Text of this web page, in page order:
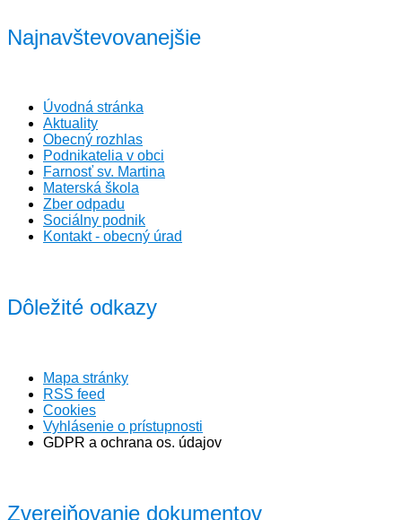
Najnavštevovanejšie
Úvodná stránka
Aktuality
Obecný rozhlas
Podnikatelia v obci
Farnosť sv. Martina
Materská škola
Zber odpadu
Sociálny podnik
Kontakt - obecný úrad
Dôležité odkazy
Mapa stránky
RSS feed
Cookies
Vyhlásenie o prístupnosti
GDPR a ochrana os. údajov
Zverejňovanie dokumentov